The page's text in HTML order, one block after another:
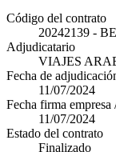
Código del contrato
20242139 -
Adjudicatario
VIAJES
Fecha de
11/07/2024
Fecha firma
11/07/2024
Estado del contrato
Finalizado